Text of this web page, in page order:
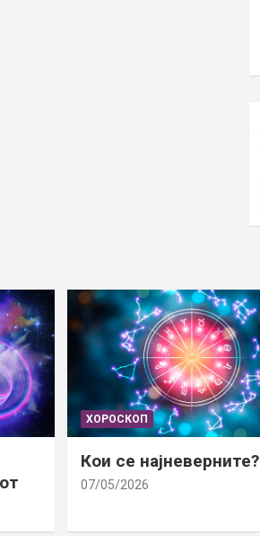
ХОРОСКОП
Кои се најневерните?
07/05/2026